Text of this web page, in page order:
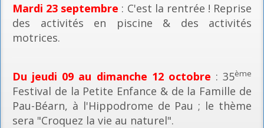
Mardi 23 septembre : C'est la rentrée ! Reprise
des activités en piscine & des activités
motrices.
Du jeudi 09 au dimanche 12 octobre : 35ème
Festival de la Petite Enfance & de la Famille de
Pau-Béarn, à l'Hippodrome de Pau ; le thème
sera "Croquez la vie au naturel".